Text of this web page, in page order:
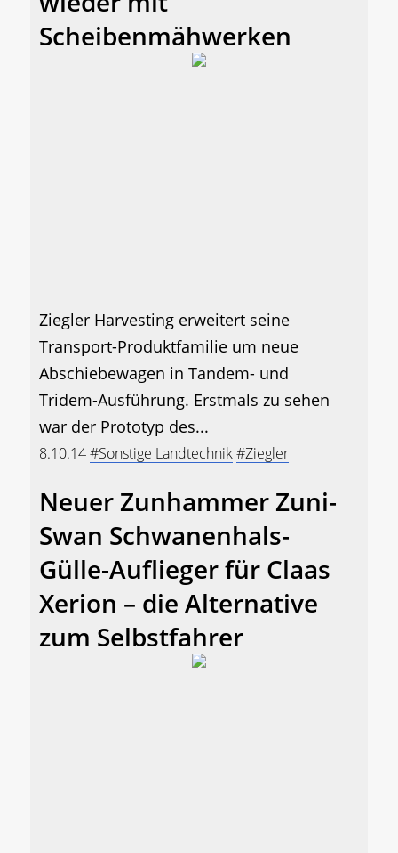
Scheibenmähwerken
Ziegler Harvesting erweitert seine
Transport-Produktfamilie um neue
Abschiebewagen in Tandem- und
Tridem-Ausführung. Erstmals zu sehen
war der Prototyp des...
8.10.14#Sonstige Landtechnik#Ziegler
Neuer Zunhammer Zuni-
Swan Schwanenhals-
Gülle-Auflieger für Claas
Xerion – die Alternative
zum Selbstfahrer